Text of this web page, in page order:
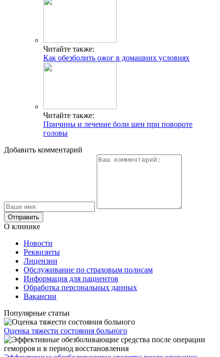
Читайте также:
Как обезболить ожог в домашних условиях
Читайте также:
Причины и лечение боли шеи при повороте
головы
Добавить комментарий
О клинике
Новости
Реквизиты
Лицензии
Обслуживание по страховым полисам
Информация для пациентов
Обработка персональных данных
Вакансии
Популярные статьи
Оценка тяжести состояния больного